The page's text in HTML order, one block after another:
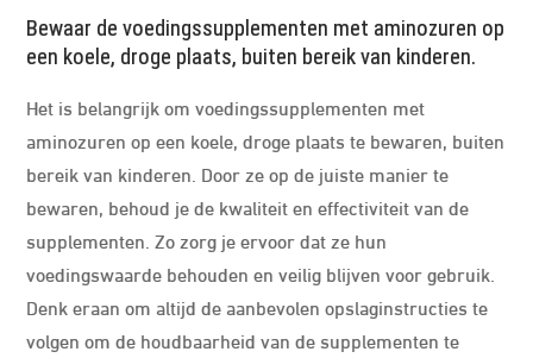
Bewaar de voedingssupplementen met aminozuren op
een koele, droge plaats, buiten bereik van kinderen.
Het is belangrijk om voedingssupplementen met
aminozuren op een koele, droge plaats te bewaren, buiten
bereik van kinderen. Door ze op de juiste manier te
bewaren, behoud je de kwaliteit en effectiviteit van de
supplementen. Zo zorg je ervoor dat ze hun
voedingswaarde behouden en veilig blijven voor gebruik.
Denk eraan om altijd de aanbevolen opslaginstructies te
volgen om de houdbaarheid van de supplementen te